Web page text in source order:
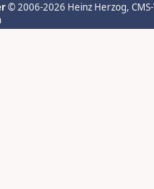
© 2006-2026 Heinz Herzog,